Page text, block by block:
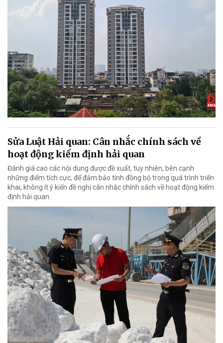
Sửa Luật Hải quan: Cân nhắc chính sách về
hoạt động kiểm định hải quan
Đánh giá cao các nội dung được đề xuất, tuy nhiên, bên cạnh
những điểm tích cực, để đảm bảo tính đồng bộ trong quá trình triển
khai, không ít ý kiến đề nghị cân nhắc chính sách về hoạt động kiểm
định hải quan.